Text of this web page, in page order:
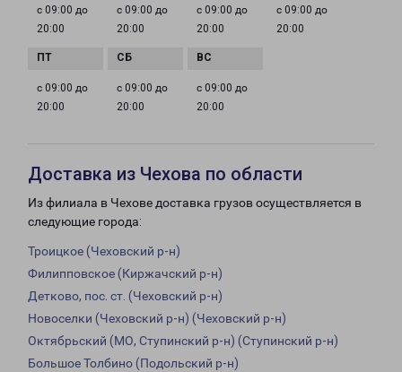
с 09:00 до
20:00
с 09:00 до
20:00
с 09:00 до
20:00
с 09:00 до
20:00
с 09:00 до
20:00
с 09:00 до
20:00
с 09:00 до
20:00
Доставка из Чехова по области
Из филиала в Чехове доставка грузов осуществляется в
следующие города:
Троицкое (Чеховский р-н)
Филипповское (Киржачский р-н)
Детково, пос. ст. (Чеховский р-н)
Новоселки (Чеховский р-н) (Чеховский р-н)
Октябрьский (МО, Ступинский р-н) (Ступинский р-н)
Большое Толбино (Подольский р-н)